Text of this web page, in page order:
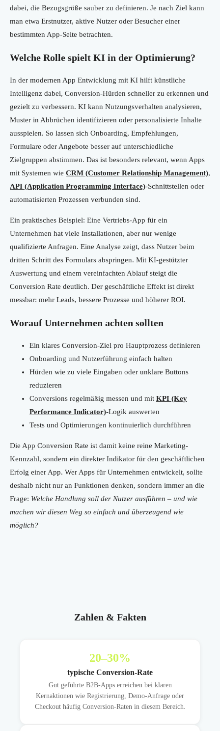
dabei, die Bezugsgröße sauber zu definieren. Je nach Ziel kann
man etwa Erstnutzer, aktive Nutzer oder Besucher einer
bestimmten App-Seite betrachten.
Welche Rolle spielt KI in der Optimierung?
In der modernen App Entwicklung mit KI hilft künstliche
Intelligenz dabei, Conversion-Hürden schneller zu erkennen und
gezielt zu verbessern. KI kann Nutzungsverhalten analysieren,
Muster in Abbrüchen identifizieren oder personalisierte Inhalte
ausspielen. So lassen sich Onboarding, Empfehlungen,
Formulare oder Angebote besser auf unterschiedliche
Zielgruppen abstimmen. Das ist besonders relevant, wenn Apps
mit Systemen wie CRM (Customer Relationship Management),
API (Application Programming Interface)-Schnittstellen oder
automatisierten Prozessen verbunden sind.
Ein praktisches Beispiel: Eine Vertriebs-App für ein
Unternehmen hat viele Installationen, aber nur wenige
qualifizierte Anfragen. Eine Analyse zeigt, dass Nutzer beim
dritten Schritt des Formulars abspringen. Mit KI-gestützter
Auswertung und einem vereinfachten Ablauf steigt die
Conversion Rate deutlich. Der geschäftliche Effekt ist direkt
messbar: mehr Leads, bessere Prozesse und höherer ROI.
Worauf Unternehmen achten sollten
Ein klares Conversion-Ziel pro Hauptprozess definieren
Onboarding und Nutzerführung einfach halten
Hürden wie zu viele Eingaben oder unklare Buttons
reduzieren
Conversions regelmäßig messen und mit KPI (Key
Performance Indicator)-Logik auswerten
Tests und Optimierungen kontinuierlich durchführen
Die App Conversion Rate ist damit keine reine Marketing-
Kennzahl, sondern ein direkter Indikator für den geschäftlichen
Erfolg einer App. Wer Apps für Unternehmen entwickelt, sollte
deshalb nicht nur an Funktionen denken, sondern immer an die
Frage: Welche Handlung soll der Nutzer ausführen – und wie
machen wir diesen Weg so einfach und überzeugend wie
möglich?
Zahlen & Fakten
20–30%
typische Conversion-Rate
Gut geführte B2B-Apps erreichen bei klaren
Kernaktionen wie Registrierung, Demo-Anfrage oder
Checkout häufig Conversion-Raten in diesem Bereich.